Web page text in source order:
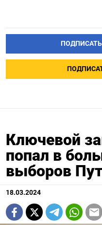
Ключевой
попал в
выборов
18.03.2024